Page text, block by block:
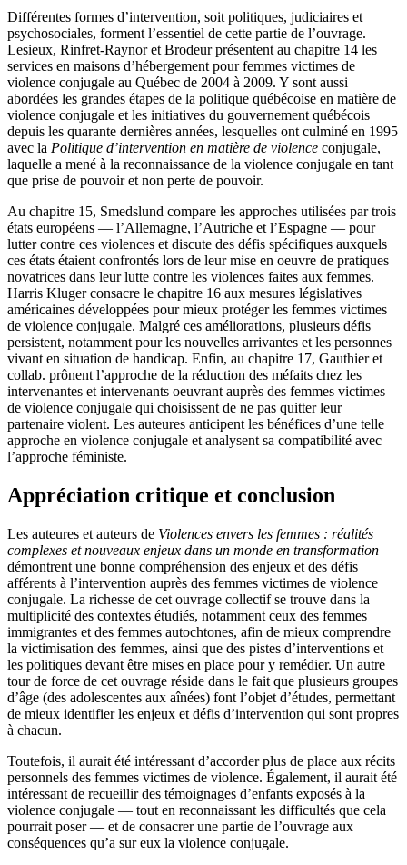
Différentes formes d’intervention, soit politiques, judiciaires et
psychosociales, forment l’essentiel de cette partie de l’ouvrage.
Lesieux, Rinfret-Raynor et Brodeur présentent au chapitre 14 les
services en maisons d’hébergement pour femmes victimes de
violence conjugale au Québec de 2004 à 2009. Y sont aussi
abordées les grandes étapes de la politique québécoise en matière de
violence conjugale et les initiatives du gouvernement québécois
depuis les quarante dernières années, lesquelles ont culminé en 1995
avec la Politique d’intervention en matière de violence conjugale,
laquelle a mené à la reconnaissance de la violence conjugale en tant
que prise de pouvoir et non perte de pouvoir.
Au chapitre 15, Smedslund compare les approches utilisées par trois
états européens — l’Allemagne, l’Autriche et l’Espagne — pour
lutter contre ces violences et discute des défis spécifiques auxquels
ces états étaient confrontés lors de leur mise en oeuvre de pratiques
novatrices dans leur lutte contre les violences faites aux femmes.
Harris Kluger consacre le chapitre 16 aux mesures législatives
américaines développées pour mieux protéger les femmes victimes
de violence conjugale. Malgré ces améliorations, plusieurs défis
persistent, notamment pour les nouvelles arrivantes et les personnes
vivant en situation de handicap. Enfin, au chapitre 17, Gauthier et
collab. prônent l’approche de la réduction des méfaits chez les
intervenantes et intervenants oeuvrant auprès des femmes victimes
de violence conjugale qui choisissent de ne pas quitter leur
partenaire violent. Les auteures anticipent les bénéfices d’une telle
approche en violence conjugale et analysent sa compatibilité avec
l’approche féministe.
Appréciation critique et conclusion
Les auteures et auteurs de Violences envers les femmes : réalités
complexes et nouveaux enjeux dans un monde en transformation
démontrent une bonne compréhension des enjeux et des défis
afférents à l’intervention auprès des femmes victimes de violence
conjugale. La richesse de cet ouvrage collectif se trouve dans la
multiplicité des contextes étudiés, notamment ceux des femmes
immigrantes et des femmes autochtones, afin de mieux comprendre
la victimisation des femmes, ainsi que des pistes d’interventions et
les politiques devant être mises en place pour y remédier. Un autre
tour de force de cet ouvrage réside dans le fait que plusieurs groupes
d’âge (des adolescentes aux aînées) font l’objet d’études, permettant
de mieux identifier les enjeux et défis d’intervention qui sont propres
à chacun.
Toutefois, il aurait été intéressant d’accorder plus de place aux récits
personnels des femmes victimes de violence. Également, il aurait été
intéressant de recueillir des témoignages d’enfants exposés à la
violence conjugale — tout en reconnaissant les difficultés que cela
pourrait poser — et de consacrer une partie de l’ouvrage aux
conséquences qu’a sur eux la violence conjugale.